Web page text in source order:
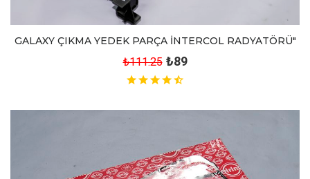
GALAXY ÇIKMA YEDEK PARÇA İNTERCOL RADYATÖRÜ"
₺111.25 ₺89